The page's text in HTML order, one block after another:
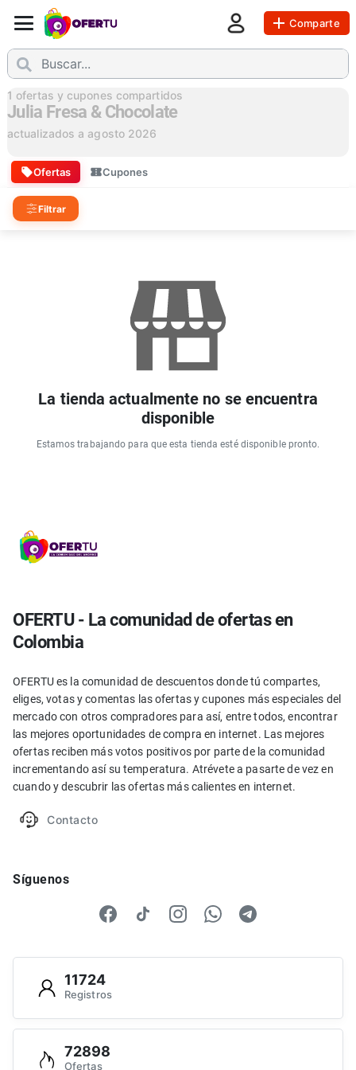
Comparte
1 ofertas y cupones compartidos
Julia Fresa & Chocolate
actualizados a agosto 2026
Ofertas Cupones
Filtrar
La tienda actualmente no se encuentra
disponible
Estamos trabajando para que esta tienda esté disponible pronto.
OFERTU - La comunidad de ofertas en
Colombia
OFERTU es la comunidad de descuentos donde tú compartes,
eliges, votas y comentas las ofertas y cupones más especiales del
mercado con otros compradores para así, entre todos, encontrar
las mejores oportunidades de compra en internet. Las mejores
ofertas reciben más votos positivos por parte de la comunidad
incrementando así su temperatura. Atrévete a pasarte de vez en
cuando y descubrir las ofertas más calientes en internet.
Contacto
Síguenos
11724
Registros
72898
Ofertas